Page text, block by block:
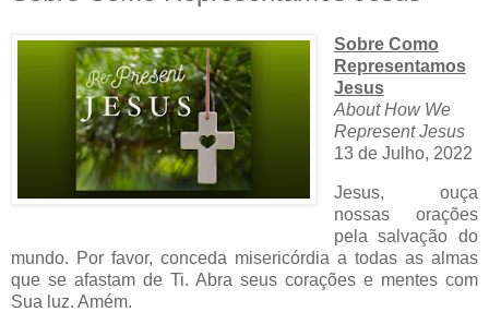
Sobre Como
Representamos
Jesus
About How We
Represent Jesus
13 de Julho, 2022
Jesus, ouça
nossas orações
pela salvação do
mundo. Por favor, conceda misericórdia a todas as almas
que se afastam de Ti. Abra seus corações e mentes com
Sua luz. Amém.